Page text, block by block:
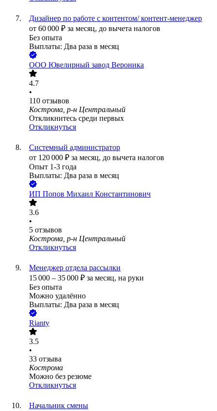
Дизайнер по работе с контентом/ контент-менеджер
от 60 000 ₽ за месяц, до вычета налогов
Без опыта
Выплаты: Два раза в месяц
ООО Ювелирный завод Вероника
4.7
•
110 отзывов
Кострома, р-н Центральный
Откликнитесь среди первых
Откликнуться
Системный администратор
от 120 000 ₽ за месяц, до вычета налогов
Опыт 1-3 года
Выплаты: Два раза в месяц
ИП Попов Михаил Константинович
3.6
•
5 отзывов
Кострома, р-н Центральный
Откликнуться
Менеджер отдела рассылки
15 000 – 35 000 ₽ за месяц, на руки
Без опыта
Можно удалённо
Выплаты: Два раза в месяц
Rianty
3.5
•
33 отзыва
Кострома
Можно без резюме
Откликнуться
Начальник смены